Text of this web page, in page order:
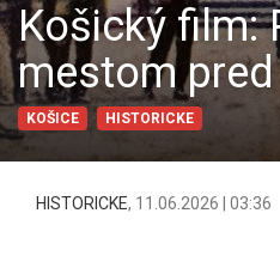
Košický film:
mestom
KOŠICE HISTORICKE
HISTORICKE, 11.06.2026 | 03:36